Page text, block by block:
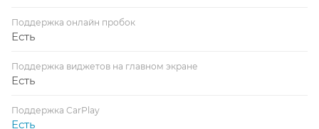
Поддержка онлайн пробок
Есть
Поддержка виджетов на главном экране
Есть
Поддержка CarPlay
Есть